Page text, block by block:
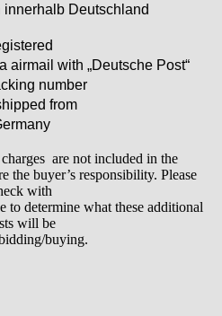
Deutschland
airmail with „Deutsche Post“
number
from
are not included in the
the buyer’s responsibility. Please
with
to determine what these additional
will be
buying.